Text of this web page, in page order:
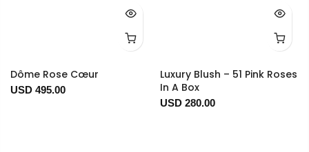
Dôme Rose Cœur
USD 495.00
Luxury Blush – 51 Pink Roses
In A Box
USD 280.00